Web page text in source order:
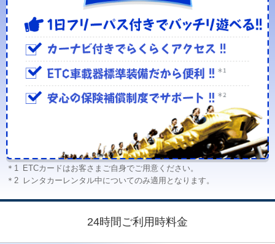
＊1 ETCカードはお客さまご自身でご用意ください。
＊2 レンタカーレンタル中についてのみ適用となります。
24時間ご利用時料金